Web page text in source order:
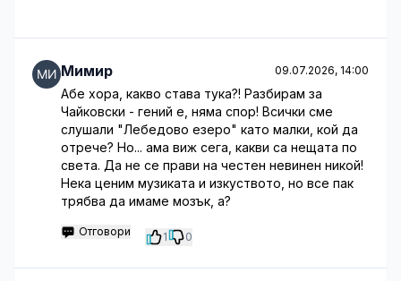
Мимир 09.07.2026, 14:00
Абе хора, какво става тука?! Разбирам за
Чайковски - гений е, няма спор! Всички сме
слушали "Лебедово езеро" като малки, кой да
отрече? Но... ама виж сега, какви са нещата по
света. Да не се прави на честен невинен никой!
Нека ценим музиката и изкуството, но все пак
трябва да имаме мозък, а?
Отговори 1 0